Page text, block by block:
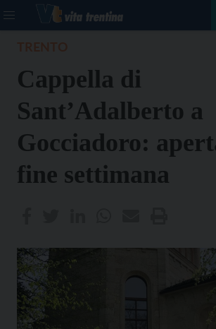
Cappella di
Sant’Adalberto a
Gocciadoro:
fine settimana